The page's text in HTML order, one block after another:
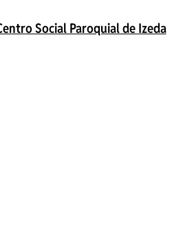
Social Paroquial de Izeda